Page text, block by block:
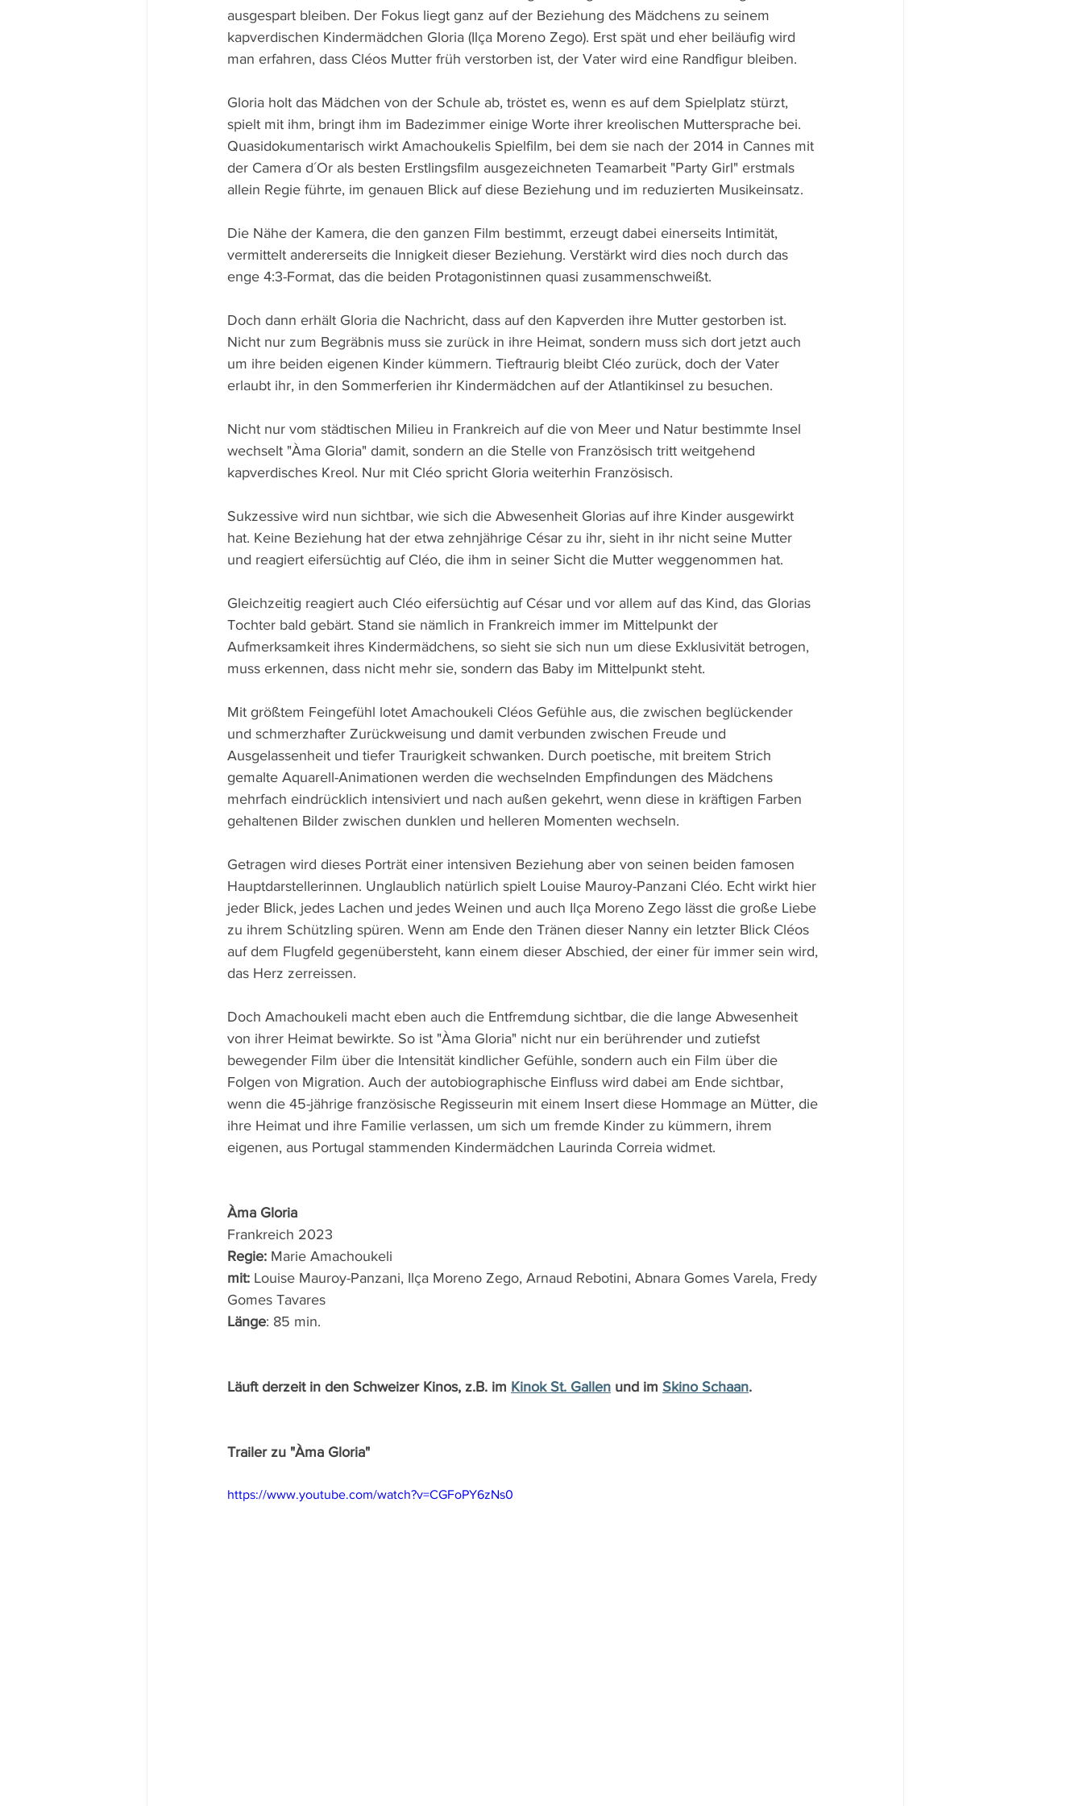
ausgespart bleiben. Der Fokus liegt ganz auf der Beziehung des Mädchens zu seinem
kapverdischen Kindermädchen Gloria (Ilça Moreno Zego). Erst spät und eher beiläufig wird
man erfahren, dass Cléos Mutter früh verstorben ist, der Vater wird eine Randfigur bleiben.
Gloria holt das Mädchen von der Schule ab, tröstet es, wenn es auf dem Spielplatz stürzt,
spielt mit ihm, bringt ihm im Badezimmer einige Worte ihrer kreolischen Muttersprache bei.
Quasidokumentarisch wirkt Amachoukelis Spielfilm, bei dem sie nach der 2014 in Cannes mit
der Camera d´Or als besten Erstlingsfilm ausgezeichneten Teamarbeit "Party Girl" erstmals
allein Regie führte, im genauen Blick auf diese Beziehung und im reduzierten Musikeinsatz.
Die Nähe der Kamera, die den ganzen Film bestimmt, erzeugt dabei einerseits Intimität,
vermittelt andererseits die Innigkeit dieser Beziehung. Verstärkt wird dies noch durch das
enge 4:3-Format, das die beiden Protagonistinnen quasi zusammenschweißt.
Doch dann erhält Gloria die Nachricht, dass auf den Kapverden ihre Mutter gestorben ist.
Nicht nur zum Begräbnis muss sie zurück in ihre Heimat, sondern muss sich dort jetzt auch
um ihre beiden eigenen Kinder kümmern. Tieftraurig bleibt Cléo zurück, doch der Vater
erlaubt ihr, in den Sommerferien ihr Kindermädchen auf der Atlantikinsel zu besuchen.
Nicht nur vom städtischen Milieu in Frankreich auf die von Meer und Natur bestimmte Insel
wechselt "Àma Gloria" damit, sondern an die Stelle von Französisch tritt weitgehend
kapverdisches Kreol. Nur mit Cléo spricht Gloria weiterhin Französisch.
Sukzessive wird nun sichtbar, wie sich die Abwesenheit Glorias auf ihre Kinder ausgewirkt
hat. Keine Beziehung hat der etwa zehnjährige César zu ihr, sieht in ihr nicht seine Mutter
und reagiert eifersüchtig auf Cléo, die ihm in seiner Sicht die Mutter weggenommen hat.
Gleichzeitig reagiert auch Cléo eifersüchtig auf César und vor allem auf das Kind, das Glorias
Tochter bald gebärt. Stand sie nämlich in Frankreich immer im Mittelpunkt der
Aufmerksamkeit ihres Kindermädchens, so sieht sie sich nun um diese Exklusivität betrogen,
muss erkennen, dass nicht mehr sie, sondern das Baby im Mittelpunkt steht.
Mit größtem Feingefühl lotet Amachoukeli Cléos Gefühle aus, die zwischen beglückender
und schmerzhafter Zurückweisung und damit verbunden zwischen Freude und
Ausgelassenheit und tiefer Traurigkeit schwanken. Durch poetische, mit breitem Strich
gemalte Aquarell-Animationen werden die wechselnden Empfindungen des Mädchens
mehrfach eindrücklich intensiviert und nach außen gekehrt, wenn diese in kräftigen Farben
gehaltenen Bilder zwischen dunklen und helleren Momenten wechseln.
Getragen wird dieses Porträt einer intensiven Beziehung aber von seinen beiden famosen
Hauptdarstellerinnen. Unglaublich natürlich spielt Louise Mauroy-Panzani Cléo. Echt wirkt hier
jeder Blick, jedes Lachen und jedes Weinen und auch Ilça Moreno Zego lässt die große Liebe
zu ihrem Schützling spüren. Wenn am Ende den Tränen dieser Nanny ein letzter Blick Cléos
auf dem Flugfeld gegenübersteht, kann einem dieser Abschied, der einer für immer sein wird,
das Herz zerreissen.
Doch Amachoukeli macht eben auch die Entfremdung sichtbar, die die lange Abwesenheit
von ihrer Heimat bewirkte. So ist "Àma Gloria" nicht nur ein berührender und zutiefst
bewegender Film über die Intensität kindlicher Gefühle, sondern auch ein Film über die
Folgen von Migration. Auch der autobiographische Einfluss wird dabei am Ende sichtbar,
wenn die 45-jährige französische Regisseurin mit einem Insert diese Hommage an Mütter, die
ihre Heimat und ihre Familie verlassen, um sich um fremde Kinder zu kümmern, ihrem
eigenen, aus Portugal stammenden Kindermädchen Laurinda Correia widmet.
Àma Gloria
Frankreich 2023
Regie: Marie Amachoukeli
mit: Louise Mauroy-Panzani, Ilça Moreno Zego, Arnaud Rebotini, Abnara Gomes Varela, Fredy
Gomes Tavares
Länge: 85 min.
Läuft derzeit in den Schweizer Kinos, z.B. im Kinok St. Gallen und im Skino Schaan.
Trailer zu "Àma Gloria"
https://www.youtube.com/watch?v=CGFoPY6zNs0